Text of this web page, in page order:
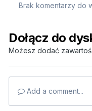
Brak komentarzy do
Dołącz do
Możesz dodać
Add a comment...